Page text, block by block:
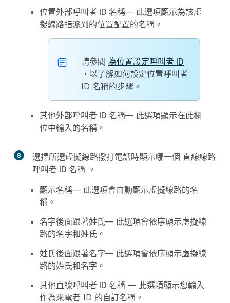
位置外部呼叫者 ID 名稱— 此選項顯示為該虛
擬線路指派到的位置配置的名稱。
請參閱 為位置設定呼叫者 ID
，以了解如何設定位置呼叫者
ID 名稱的步驟。
其他外部呼叫者 ID 名稱— 此選項顯示在此欄
位中輸入的名稱。
8 選擇所選虛擬線路撥打電話時顯示哪一個 直線線路
呼叫者 ID 名稱 。
顯示名稱— 此選項會自動顯示虛擬線路的名
稱。
名字後面跟著姓氏— 此選項會依序顯示虛擬線
路的名字和姓氏。
姓氏後面跟著名字— 此選項會依序顯示虛擬線
路的姓氏和名字。
其他直線呼叫者 ID 名稱 — 此選項顯示您輸入
作為來電者 ID 的自訂名稱。